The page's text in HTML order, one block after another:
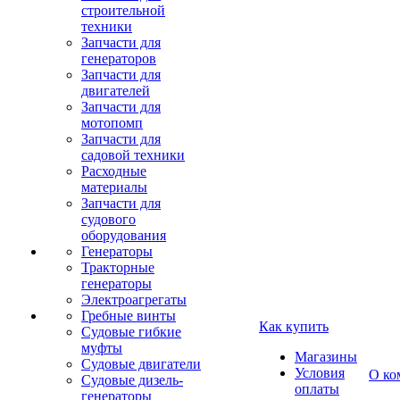
строительной
техники
Запчасти для
генераторов
Запчасти для
двигателей
Запчасти для
мотопомп
Запчасти для
садовой техники
Расходные
материалы
Запчасти для
судового
оборудования
Генераторы
Тракторные
генераторы
Электроагрегаты
Гребные винты
Судовые гибкие
муфты
Судовые двигатели
Судовые дизель-
генераторы
Как купить
Магазины
Условия
оплаты
О